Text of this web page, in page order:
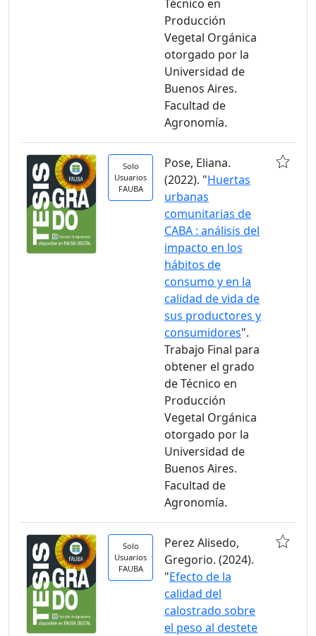
Técnico en
Producción
Vegetal Orgánica
otorgado por la
Universidad de
Buenos Aires.
Facultad de
Agronomía.
Solo
Usuarios
FAUBA
Pose, Eliana.
(2022). "Huertas
urbanas
comunitarias de
CABA : análisis del
impacto en los
hábitos de
consumo y en la
calidad de vida de
sus productores y
consumidores".
Trabajo Final para
obtener el grado
de Técnico en
Producción
Vegetal Orgánica
otorgado por la
Universidad de
Buenos Aires.
Facultad de
Agronomía.
Solo
Usuarios
FAUBA
Perez Alisedo,
Gregorio. (2024).
"Efecto de la
calidad del
calostrado sobre
el peso al destete